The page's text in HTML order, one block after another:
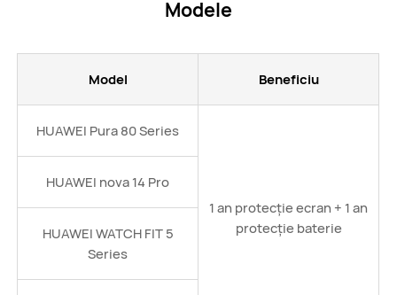
Modele
Model Beneficiu
HUAWEI Pura 80 Series
1 an protecție ecran + 1 an
protecție baterie
HUAWEI nova 14 Pro
HUAWEI WATCH FIT 5
Series